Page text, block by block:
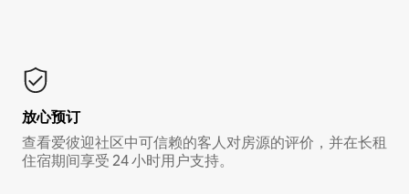
放心预订
查看爱彼迎社区中可信赖的客人对房源的评价，并在长租
住宿期间享受 24 小时用户支持。